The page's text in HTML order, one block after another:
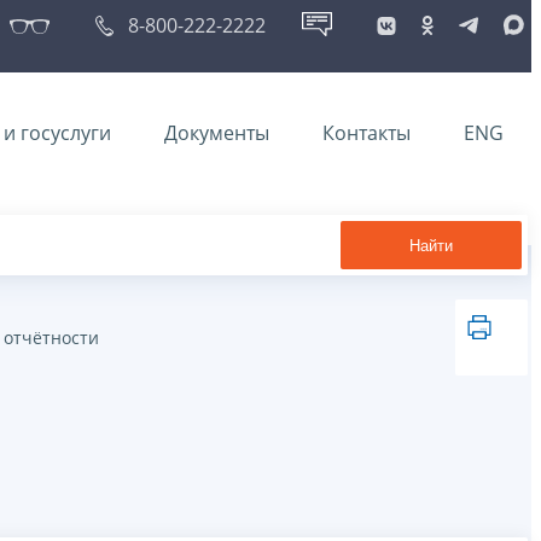
8-800-222-2222
госуслуги Документы Контакты ENG
Найти